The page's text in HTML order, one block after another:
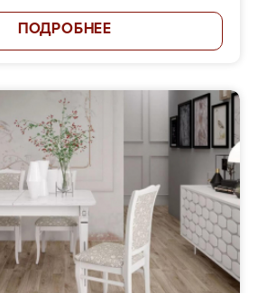
ПОДРОБНЕЕ